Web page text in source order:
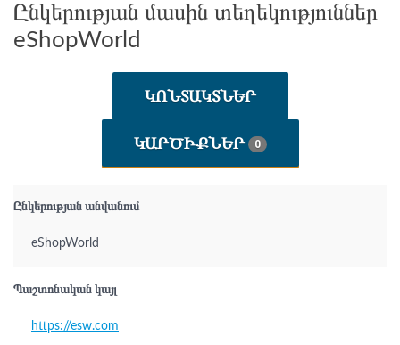
Ընկերության մասին տեղեկություններ
eShopWorld
ԿՈՆՏԱԿՏՆԵՐ
ԿԱՐԾԻՔՆԵՐ 0
Ընկերության անվանում
eShopWorld
Պաշտոնական կայլ
https://esw.com